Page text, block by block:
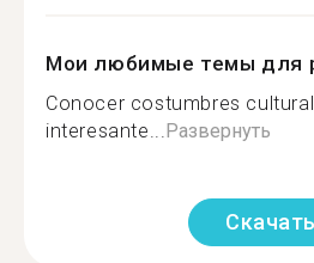
Мои любимые темы для
Conocer costumbres
interesante...Развернуть